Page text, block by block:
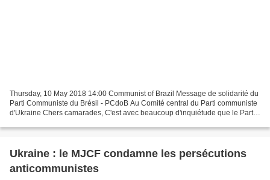
Thursday, 10 May 2018 14:00 Communist of Brazil Message de solidarité du
Parti Communiste du Brésil - PCdoB Au Comité central du Parti communiste
d'Ukraine Chers camarades, C'est avec beaucoup d'inquiétude que le Parti
Ukraine : le MJCF condamne les persécutions
anticommunistes